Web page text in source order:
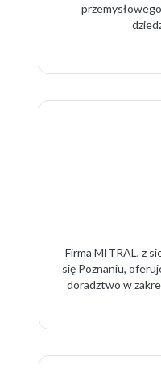
Firma MITRAL, z
się Poznaniu,
doradztwo w